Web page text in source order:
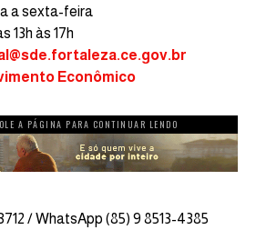
a sexta-feira
13h às 17h
Econômico
A PÁGINA PARA CONTINUAR LENDO
/ WhatsApp (85) 9 8513-4385